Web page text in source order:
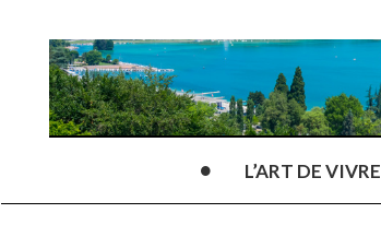
L’ART DE VIVRE